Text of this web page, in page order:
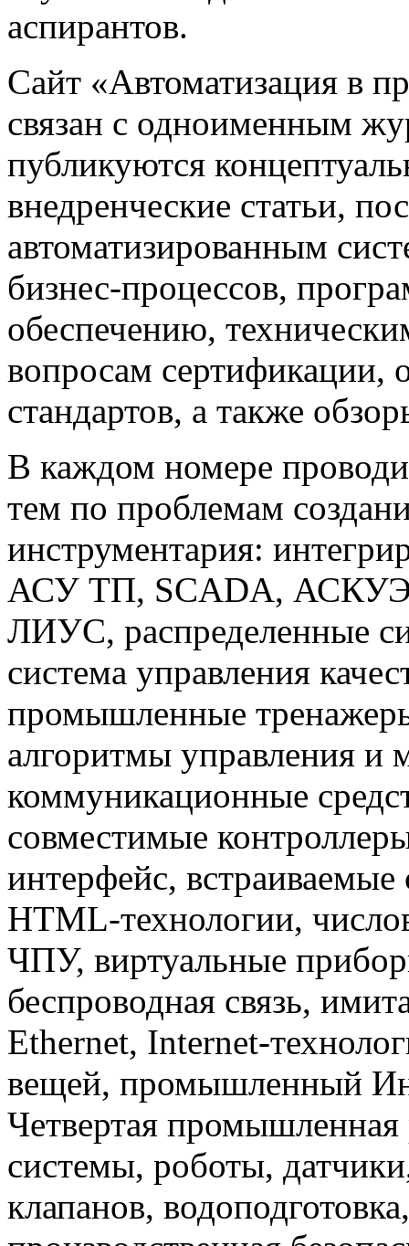
аспирантов.
Сайт «Автоматизация в
связан с одноименным
публикуются
внедренческие статьи,
автоматизированным
бизнес-процессов,
обеспечению,
вопросам
стандартов, а также
В каждом номере
тем по проблемам
инструментария:
АСУ ТП, SCADA,
ЛИУС, распределенные
система управления
промышленные
алгоритмы управления и
коммуникационные
совместимые
интерфейс,
HTML-технологии,
ЧПУ, виртуальные
беспроводная связь,
Ethernet, Internet-
вещей, промышленный
Четвертая
системы, роботы,
клапанов,